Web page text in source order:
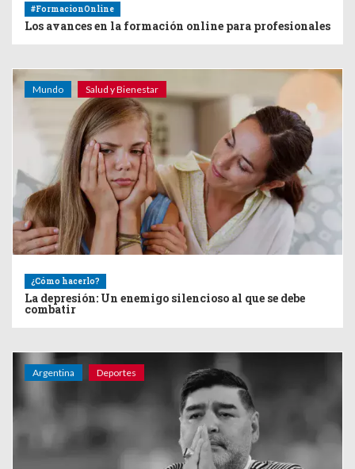
#FormacionOnline
Los avances en la formación online para profesionales
Mundo Salud y Bienestar
¿Cómo hacerlo?
La depresión: Un enemigo silencioso al que se debe
combatir
Argentina Deportes